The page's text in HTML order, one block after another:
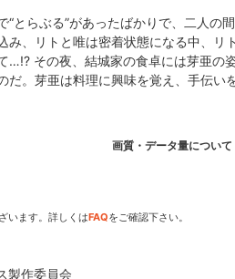
見られる！
とらぶる”があったばかりで、二人の
み、リトと唯は密着状態になる中、リ
…!? その夜、結城家の食卓には芽亜の
。芽亜は料理に興味を覚え、手伝い
画質・データ量について
います。詳しくはFAQをご確認下さい。
製作委員会